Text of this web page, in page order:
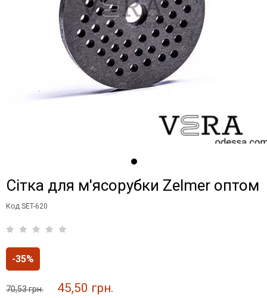
Сітка для м'ясорубки Zelmer оптом
Код SET-620
-35%
70,53 грн. 45,50 грн.